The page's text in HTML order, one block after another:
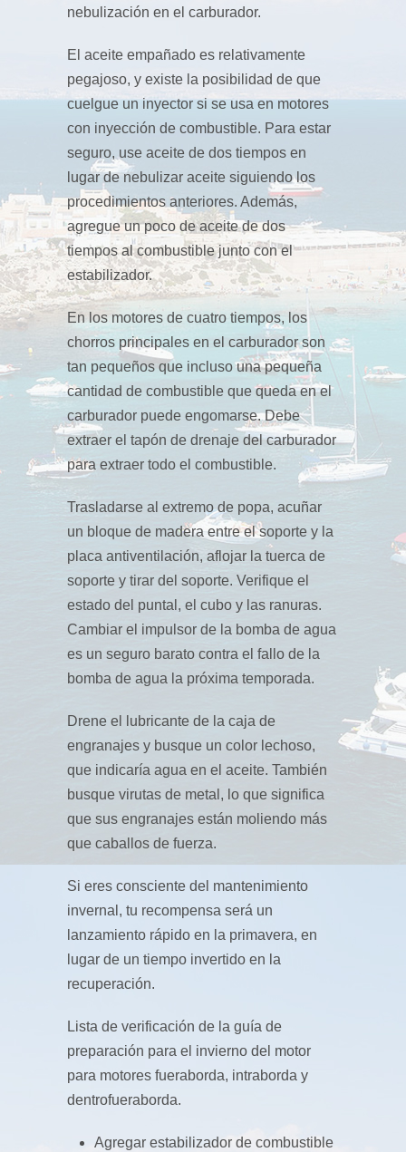
nebulización en el carburador.
El aceite empañado es relativamente
pegajoso, y existe la posibilidad de que
cuelgue un inyector si se usa en motores
con inyección de combustible. Para estar
seguro, use aceite de dos tiempos en
lugar de nebulizar aceite siguiendo los
procedimientos anteriores. Además,
agregue un poco de aceite de dos
tiempos al combustible junto con el
estabilizador.
En los motores de cuatro tiempos, los
chorros principales en el carburador son
tan pequeños que incluso una pequeña
cantidad de combustible que queda en el
carburador puede engomarse. Debe
extraer el tapón de drenaje del carburador
para extraer todo el combustible.
Trasladarse al extremo de popa, acuñar
un bloque de madera entre el soporte y la
placa antiventilación, aflojar la tuerca de
soporte y tirar del soporte. Verifique el
estado del puntal, el cubo y las ranuras.
Cambiar el impulsor de la bomba de agua
es un seguro barato contra el fallo de la
bomba de agua la próxima temporada.
Drene el lubricante de la caja de
engranajes y busque un color lechoso,
que indicaría agua en el aceite. También
busque virutas de metal, lo que significa
que sus engranajes están moliendo más
que caballos de fuerza.
Si eres consciente del mantenimiento
invernal, tu recompensa será un
lanzamiento rápido en la primavera, en
lugar de un tiempo invertido en la
recuperación.
Lista de verificación de la guía de
preparación para el invierno del motor
para motores fueraborda, intraborda y
dentrofueraborda.
Agregar estabilizador de combustible